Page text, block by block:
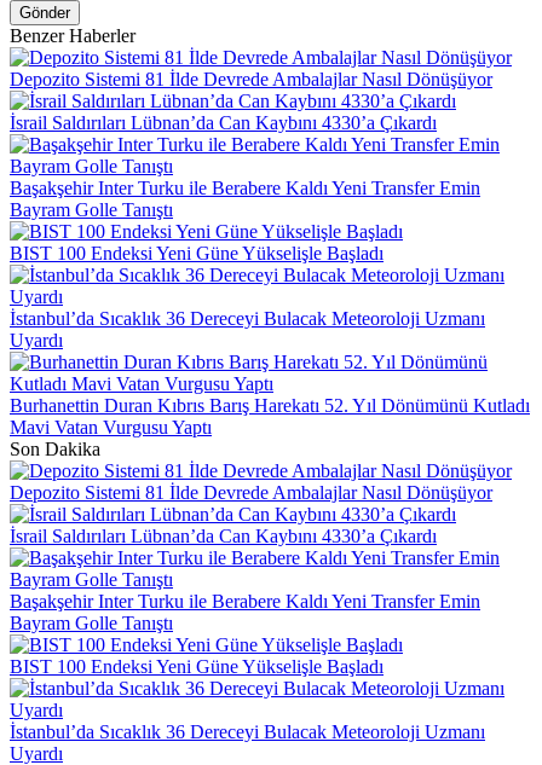
Gönder
Benzer Haberler
Depozito Sistemi 81 İlde Devrede Ambalajlar Nasıl Dönüşüyor
İsrail Saldırıları Lübnan’da Can Kaybını 4330’a Çıkardı
Başakşehir Inter Turku ile Berabere Kaldı Yeni Transfer Emin
Bayram Golle Tanıştı
BIST 100 Endeksi Yeni Güne Yükselişle Başladı
İstanbul’da Sıcaklık 36 Dereceyi Bulacak Meteoroloji Uzmanı
Uyardı
Burhanettin Duran Kıbrıs Barış Harekatı 52. Yıl Dönümünü Kutladı
Mavi Vatan Vurgusu Yaptı
Son Dakika
Depozito Sistemi 81 İlde Devrede Ambalajlar Nasıl Dönüşüyor
İsrail Saldırıları Lübnan’da Can Kaybını 4330’a Çıkardı
Başakşehir Inter Turku ile Berabere Kaldı Yeni Transfer Emin
Bayram Golle Tanıştı
BIST 100 Endeksi Yeni Güne Yükselişle Başladı
İstanbul’da Sıcaklık 36 Dereceyi Bulacak Meteoroloji Uzmanı
Uyardı